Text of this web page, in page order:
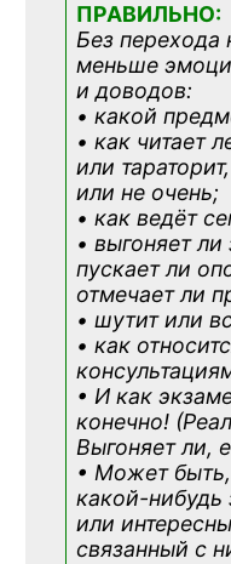
ПРАВИЛЬНО:
Без перехода
меньше
и доводов:
• какой
• как читает
или
или не очень;
• как ведёт
• выгоняет ли
пускает ли
отмечает ли
• шутит или
• как
• И как
конечно!
Выгоняет ли,
• Может
какой-нибудь
или
связанный с